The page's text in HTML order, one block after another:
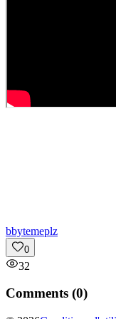
bbytemeplz
0
32
Comments (0)